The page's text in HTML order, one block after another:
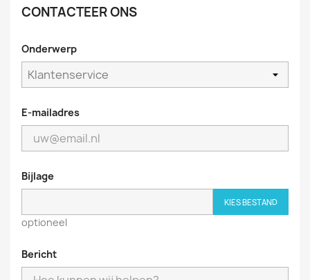
CONTACTEER ONS
Onderwerp
E-mailadres
Bijlage
KIES BESTAND
optioneel
Bericht